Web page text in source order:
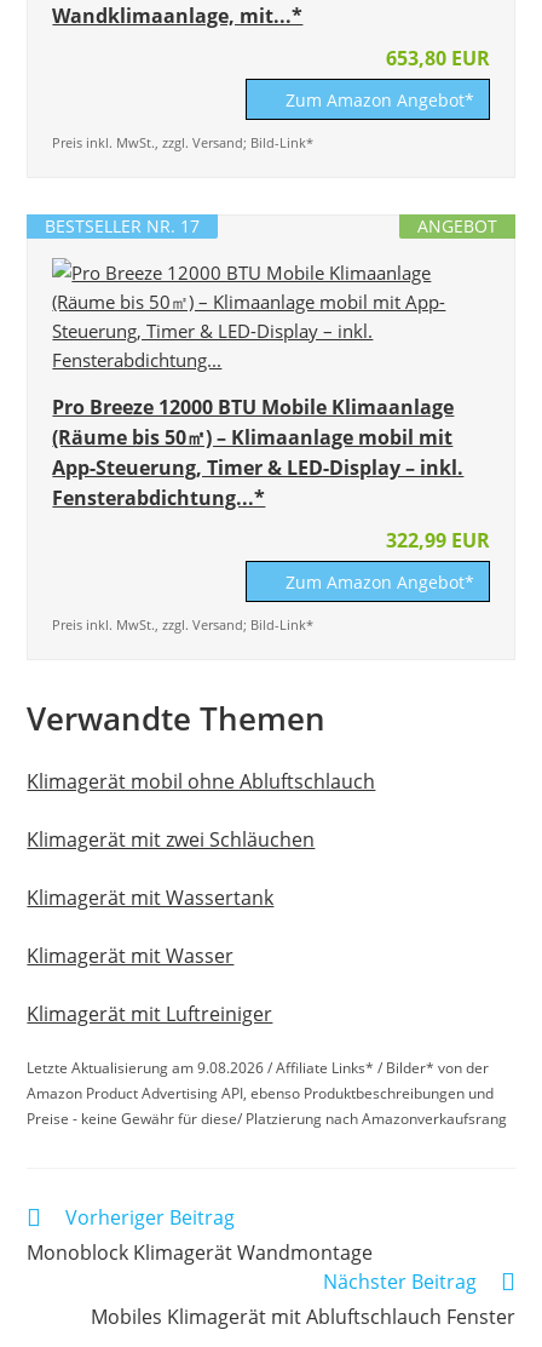
Wandklimaanlage, mit...*
653,80 EUR
Zum Amazon Angebot*
Preis inkl. MwSt., zzgl. Versand; Bild-Link*
ANGEBOT
BESTSELLER NR. 17
Pro Breeze 12000 BTU Mobile Klimaanlage
(Räume bis 50㎡) – Klimaanlage mobil mit
App-Steuerung, Timer & LED-Display – inkl.
Fensterabdichtung...*
322,99 EUR
Zum Amazon Angebot*
Preis inkl. MwSt., zzgl. Versand; Bild-Link*
Verwandte Themen
Klimagerät mobil ohne Abluftschlauch
Klimagerät mit zwei Schläuchen
Klimagerät mit Wassertank
Klimagerät mit Wasser
Klimagerät mit Luftreiniger
Letzte Aktualisierung am 9.08.2026 / Affiliate Links* / Bilder* von der
Amazon Product Advertising API, ebenso Produktbeschreibungen und
Preise - keine Gewähr für diese/ Platzierung nach Amazonverkaufsrang
Weitere
ansehen
Vorheriger Beitrag
Monoblock Klimagerät Wandmontage
Nächster Beitrag
Mobiles Klimagerät mit Abluftschlauch Fenster